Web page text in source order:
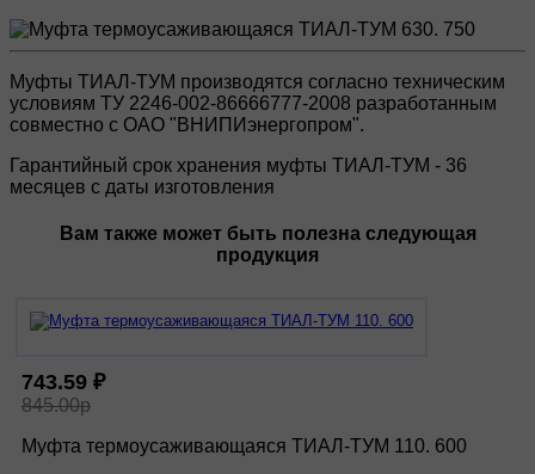
Муфты ТИАЛ-ТУМ производятся согласно техническим
условиям ТУ 2246-002-86666777-2008 разработанным
совместно с ОАО "ВНИПИэнергопром".
Гарантийный срок хранения муфты ТИАЛ-ТУМ - 36
месяцев с даты изготовления
Вам также может быть полезна следующая
продукция
743.59 ₽
845.00р
Муфта термоусаживающаяся ТИАЛ-ТУМ 110. 600